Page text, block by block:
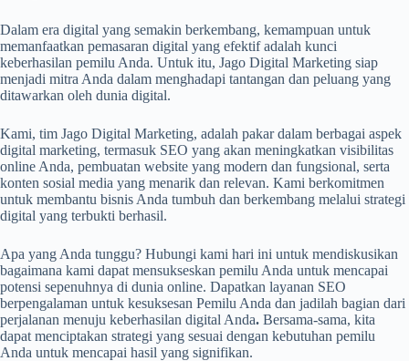
Dalam era digital yang semakin berkembang, kemampuan untuk
memanfaatkan pemasaran digital yang efektif adalah kunci
keberhasilan pemilu Anda. Untuk itu, Jago Digital Marketing siap
menjadi mitra Anda dalam menghadapi tantangan dan peluang yang
ditawarkan oleh dunia digital.
Kami, tim Jago Digital Marketing, adalah pakar dalam berbagai aspek
digital marketing, termasuk SEO yang akan meningkatkan visibilitas
online Anda, pembuatan website yang modern dan fungsional, serta
konten sosial media yang menarik dan relevan. Kami berkomitmen
untuk membantu bisnis Anda tumbuh dan berkembang melalui strategi
digital yang terbukti berhasil.
Apa yang Anda tunggu? Hubungi kami hari ini untuk mendiskusikan
bagaimana kami dapat mensukseskan pemilu Anda untuk mencapai
potensi sepenuhnya di dunia online. Dapatkan layanan SEO
berpengalaman untuk kesuksesan Pemilu Anda dan jadilah bagian dari
perjalanan menuju keberhasilan digital Anda. Bersama-sama, kita
dapat menciptakan strategi yang sesuai dengan kebutuhan pemilu
Anda untuk mencapai hasil yang signifikan.